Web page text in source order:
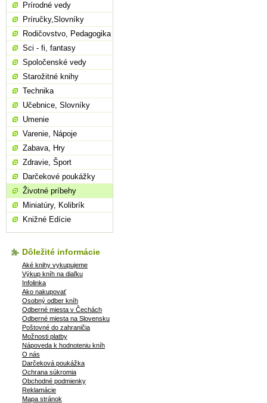
Prírodné vedy
Príručky,Slovníky
Rodičovstvo, Pedagogika
Sci - fi, fantasy
Spoločenské vedy
Starožitné knihy
Technika
Učebnice, Slovníky
Umenie
Varenie, Nápoje
Zabava, Hry
Zdravie, Šport
Darčekové poukážky
Životné príbehy
Miniatúry, Kolibrík
Knižné Edície
Dôležité informácie
Aké knihy vykupujeme
Výkup kníh na diaľku
Infolinka
Ako nakupovať
Osobný odber kníh
Odberné miesta v Čechách
Odberné miesta na Slovensku
Poštovné do zahraničia
Možnosti platby
Nápoveda k hodnoteniu kníh
O nás
Darčeková poukážka
Ochrana súkromia
Obchodné podmienky
Reklamácie
Mapa stránok